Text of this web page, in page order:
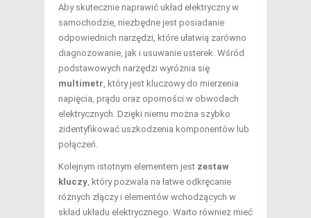
Aby skutecznie naprawić układ elektryczny w
samochodzie, niezbędne jest posiadanie
odpowiednich narzędzi, które ułatwią zarówno
diagnozowanie, jak i usuwanie usterek. Wśród
podstawowych narzędzi wyróżnia się
multimetr , który jest kluczowy do mierzenia
napięcia, prądu oraz oporności w obwodach
elektrycznych. Dzięki niemu można szybko
zidentyfikować uszkodzenia komponentów lub
połączeń.
Kolejnym istotnym elementem jest zestaw
kluczy , który pozwala na łatwe odkręcanie
różnych złączy i elementów wchodzących w
skład układu elektrycznego. Warto również mieć